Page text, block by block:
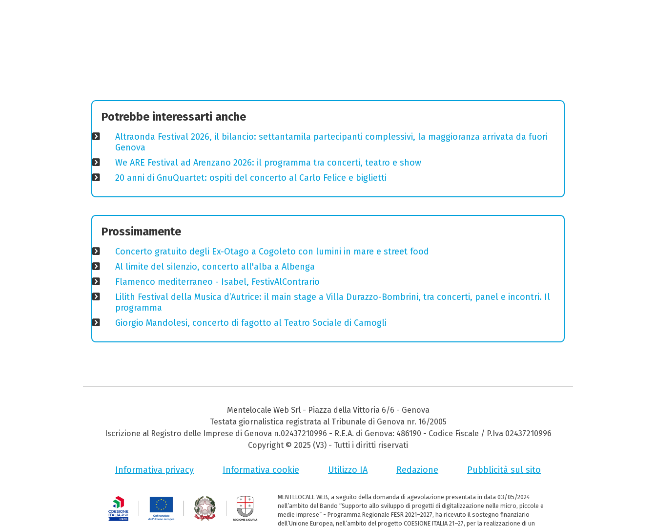
Potrebbe interessarti anche
Altraonda Festival 2026, il bilancio: settantamila partecipanti complessivi, la maggioranza arrivata da fuori
Genova
We ARE Festival ad Arenzano 2026: il programma tra concerti, teatro e show
20 anni di GnuQuartet: ospiti del concerto al Carlo Felice e biglietti
Prossimamente
Concerto gratuito degli Ex-Otago a Cogoleto con lumini in mare e street food
Al limite del silenzio, concerto all'alba a Albenga
Flamenco mediterraneo - Isabel, FestivAlContrario
Lilith Festival della Musica d’Autrice: il main stage a Villa Durazzo-Bombrini, tra concerti, panel e incontri. Il
programma
Giorgio Mandolesi, concerto di fagotto al Teatro Sociale di Camogli
Mentelocale Web Srl - Piazza della Vittoria 6/6 - Genova
Testata giornalistica registrata al Tribunale di Genova nr. 16/2005
Iscrizione al Registro delle Imprese di Genova n.02437210996 - R.E.A. di Genova: 486190 - Codice Fiscale / P.Iva 02437210996
Copyright © 2025 (V3) - Tutti i diritti riservati
Informativa privacy Informativa cookie Utilizzo IA Redazione Pubblicità sul sito
MENTELOCALE WEB, a seguito della domanda di agevolazione presentata in data 03/05/2024
nell’ambito del Bando “Supporto allo sviluppo di progetti di digitalizzazione nelle micro, piccole e
medie imprese” - Programma Regionale FESR 2021–2027, ha ricevuto il sostegno finanziario
dell’Unione Europea, nell’ambito del progetto COESIONE ITALIA 21–27, per la realizzazione di un